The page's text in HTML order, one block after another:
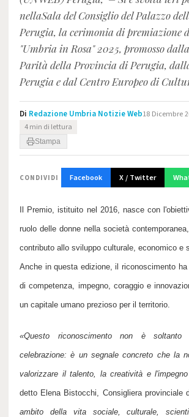
nellaSala del Consiglio del Palazzo
Perugia, la cerimonia di premiazione
"Umbria in Rosa" 2025, promosso
Parità della Provincia di Perugia,
Perugia e dal Centro Europeo di
Di Redazione Umbria Notizie Web18 Dicembre
4 min di lettura
Stampa
CONDIVIDI Facebook X / Twitter
Il Premio, istituito nel 2016, nasce con
ruolo delle donne nella società
contributo allo sviluppo culturale, economico e
Anche in questa edizione, il riconoscimento
dicompetenza, impegno, coraggio e
un capitale umano prezioso per il territorio.
«Questo riconoscimento non è
celebrazione: è un segnale concreto che la
valorizzare il talento, la creatività e
detto Elena Bistocchi, Consigliera provinciale
ambito della vita sociale, culturale,